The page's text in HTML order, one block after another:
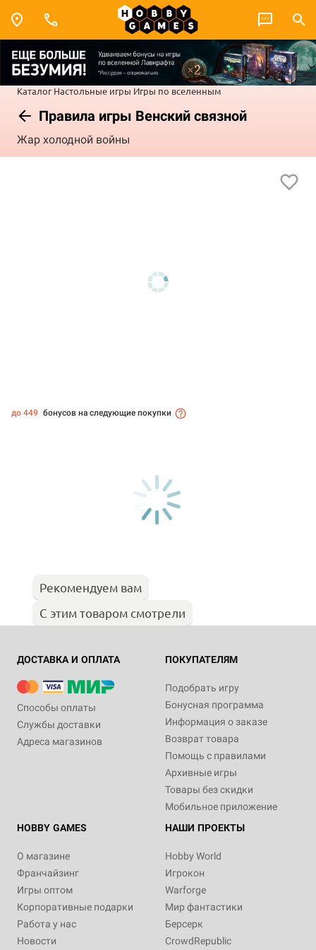
Каталог Настольные игры Игры по вселенным
Правила игры Венский связной
Жар холодной войны
до 449 бонусов на следующие покупки
Рекомендуем вам
С этим товаром смотрели
ДОСТАВКА И ОПЛАТА
Способы оплаты
Службы доставки
Адреса магазинов
ПОКУПАТЕЛЯМ
Подобрать игру
Бонусная программа
Информация о заказе
Возврат товара
Помощь с правилами
Архивные игры
Товары без скидки
Мобильное приложение
HOBBY GAMES
О магазине
Франчайзинг
Игры оптом
Корпоративные подарки
Работа у нас
Новости
НАШИ ПРОЕКТЫ
Hobby World
Игрокон
Warforge
Мир фантастики
Берсерк
CrowdRepublic